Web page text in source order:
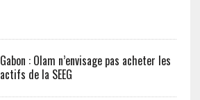
Gabon : Olam n’envisage pas acheter les
actifs de la SEEG